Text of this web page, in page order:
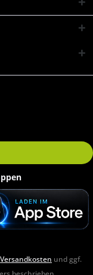
Versandkosten und ggf.